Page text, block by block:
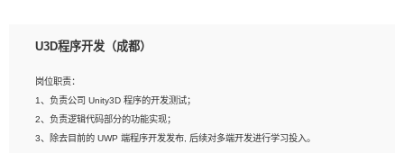
U3D程序开发（成都）
岗位职责：
1、负责公司 Unity3D 程序的开发测试；
2、负责逻辑代码部分的功能实现；
3、除去目前的 UWP 端程序开发发布, 后续对多端开发进行学习投入。